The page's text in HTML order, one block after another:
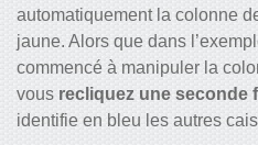
automatiquement la colonne
jaune. Alors que dans
commencé à manipuler la
vous recliquez une seconde
identifie en bleu les autres